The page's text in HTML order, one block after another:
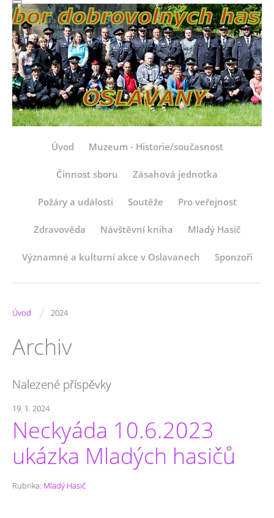
Úvod Muzeum - Historie/současnost
Činnost sboru Zásahová jednotka
Požáry a události Soutěže Pro veřejnost
Zdravověda Návštěvní kniha Mladý Hasič
Významné a kulturní akce v Oslavanech Sponzoři
Úvod / 2024
Archiv
Nalezené příspěvky
19. 1. 2024
Neckyáda 10.6.2023
ukázka Mladých hasičů
Rubrika: Mladý Hasič